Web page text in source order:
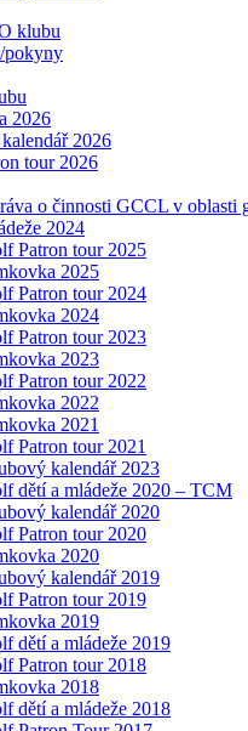
klubu
pokyny
2026
2026
tour 2026
o činnosti GCCL v oblasti
2024
Patron tour 2025
2025
Patron tour 2024
2024
Patron tour 2023
2023
Patron tour 2022
2022
2021
Patron tour 2021
kalendář 2023
dětí a mládeže 2020 – TCM
kalendář 2020
Patron tour 2020
2020
kalendář 2019
Patron tour 2019
2019
dětí a mládeže 2019
Patron tour 2018
2018
dětí a mládeže 2018